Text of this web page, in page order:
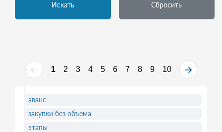
Искать Сбросить
1 2 3 4 5 6 7 8 9 10
аванс
закупки без объема
этапы